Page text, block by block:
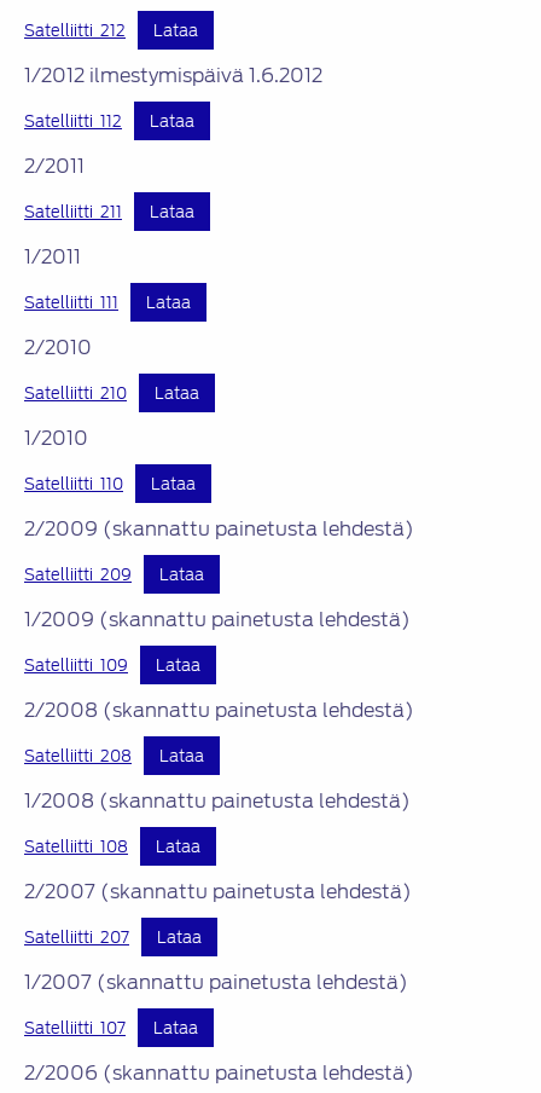
Satelliitti_212 Lataa
1/2012 ilmestymispäivä 1.6.2012
Satelliitti_112 Lataa
2/2011
Satelliitti_211 Lataa
1/2011
Satelliitti_111 Lataa
2/2010
Satelliitti_210 Lataa
1/2010
Satelliitti_110 Lataa
2/2009 (skannattu painetusta lehdestä)
Satelliitti_209 Lataa
1/2009 (skannattu painetusta lehdestä)
Satelliitti_109 Lataa
2/2008 (skannattu painetusta lehdestä)
Satelliitti_208 Lataa
1/2008 (skannattu painetusta lehdestä)
Satelliitti_108 Lataa
2/2007 (skannattu painetusta lehdestä)
Satelliitti_207 Lataa
1/2007 (skannattu painetusta lehdestä)
Satelliitti_107 Lataa
2/2006 (skannattu painetusta lehdestä)